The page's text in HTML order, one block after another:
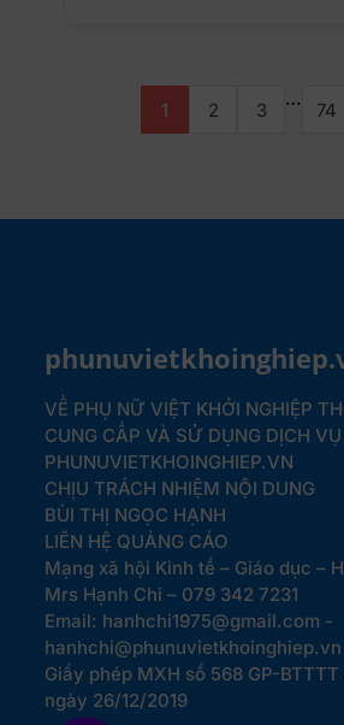
1 2 3
…
74
VỀ PHỤ NỮ VIỆT KHỞI NGHIỆP
CUNG CẤP VÀ SỬ DỤNG DỊCH
PHUNUVIETKHOINGHIEP.VN
CHỊU TRÁCH NHIỆM NỘI DUNG
BÙI THỊ NGỌC HẠNH
LIÊN HỆ QUẢNG CÁO
Mạng xã hội Kinh tế – Giáo dục –
Mrs Hạnh Chi – 079 342 7231
Email: hanhchi1975@gmail.com -
hanhchi@phunuvietkhoinghiep.vn
Giấy phép MXH số 568 GP-
ngày 26/12/2019